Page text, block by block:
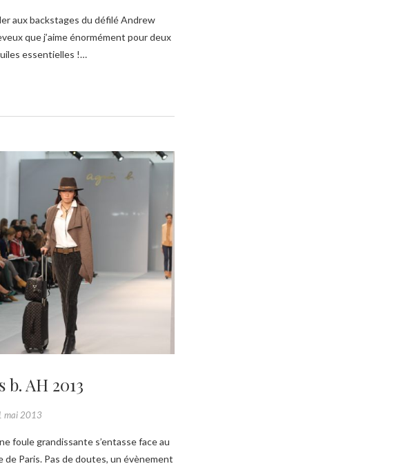
que j’aime énormément pour deux
essentielles !…
b. AH 2013
mai 2013
foule grandissante s’entasse face au
de Paris. Pas de doutes, un évènement